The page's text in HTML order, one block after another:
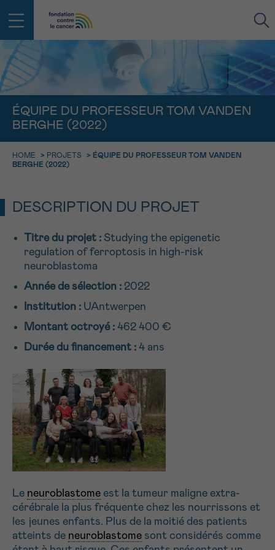
ÉQUIPE DU PROFESSEUR TOM VANDEN
BERGHE (2022)
HOME > PROJETS > ÉQUIPE DU PROFESSEUR TOM VANDEN
BERGHE (2022)
DESCRIPTION DU PROJET
Titre du projet : Studying the epigenetic
regulation of ferroptosis in high-risk
neuroblastoma
Année de sélection : 2022
Institution : UAntwerpen
Montant octroyé : 462 400 €
Durée du financement : 4 ans
Le neuroblastome est la tumeur maligne extra-
cérébrale la plus fréquente chez les nourrissons et
les jeunes enfants. Plus de la moitié des patients
atteints de neuroblastome sont considérés comme
NOM
FACE AU CANCER VOUS N’ÊTES
PAS SEUL
Des professionnels pour répondre à toutes vos
Contactez-nous
0800 15 801 lu-ve 9h à 18h
Via le formulaire de contact
Je souhaite être rappelé.e
En savoir plus sur Cancerinfo
RETOUR
NOM
PRÉNOM
E-MAIL
VOTRE QUESTION
Je souhaite recevoir la Newsletter
RETOUR
Rendez-vous Question Coordonnées Confirmation
11h-13h
13h-16h
16h-18h
Suivant